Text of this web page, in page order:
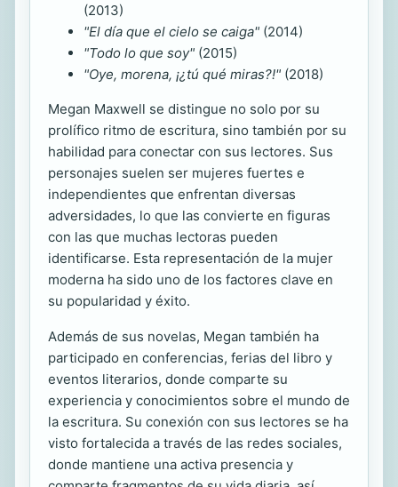
(2013)
"El día que el cielo se caiga" (2014)
"Todo lo que soy" (2015)
"Oye, morena, ¡¿tú qué miras?!" (2018)
Megan Maxwell se distingue no solo por su
prolífico ritmo de escritura, sino también por su
habilidad para conectar con sus lectores. Sus
personajes suelen ser mujeres fuertes e
independientes que enfrentan diversas
adversidades, lo que las convierte en figuras
con las que muchas lectoras pueden
identificarse. Esta representación de la mujer
moderna ha sido uno de los factores clave en
su popularidad y éxito.
Además de sus novelas, Megan también ha
participado en conferencias, ferias del libro y
eventos literarios, donde comparte su
experiencia y conocimientos sobre el mundo de
la escritura. Su conexión con sus lectores se ha
visto fortalecida a través de las redes sociales,
donde mantiene una activa presencia y